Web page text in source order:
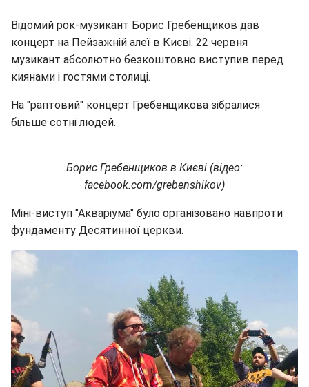
Відомий рок-музикант Борис Гребенщиков дав
концерт на Пейзажній алеї в Києві. 22 червня
музикант абсолютно безкоштовно виступив перед
киянами і гостями столиці.
На "раптовий" концерт Гребенщикова зібралися
більше сотні людей.
Борис Гребенщиков в Києві (відео:
facebook.com/grebenshikov)
Міні-виступ "Акваріума" було організовано навпроти
фундаменту Десятинної церкви.